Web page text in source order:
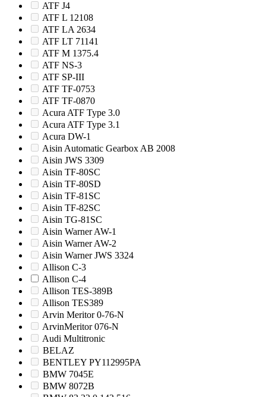
ATF J4
ATF L 12108
ATF LA 2634
ATF LT 71141
ATF M 1375.4
ATF NS-3
ATF SP-III
ATF TF-0753
ATF TF-0870
Acura ATF Type 3.0
Acura ATF Type 3.1
Acura DW-1
Aisin Automatic Gearbox AB 2008
Aisin JWS 3309
Aisin TF-80SC
Aisin TF-80SD
Aisin TF-81SC
Aisin TF-82SC
Aisin TG-81SC
Aisin Warner AW-1
Aisin Warner AW-2
Aisin Warner JWS 3324
Allison C-3
Allison C-4
Allison TES-389B
Allison TES389
Arvin Meritor 0-76-N
ArvinMeritor 076-N
Audi Multitronic
BELAZ
BENTLEY PY112995PA
BMW 7045E
BMW 8072B